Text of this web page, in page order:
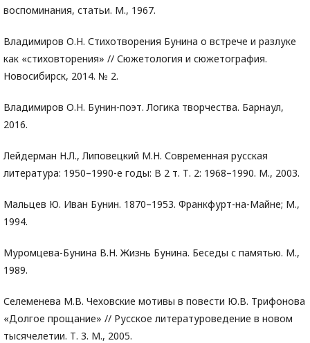
воспоминания, статьи. М., 1967.
Владимиров О.Н. Стихотворения Бунина о встрече и разлуке
как «стиховторения» // Сюжетология и сюжетография.
Новосибирск, 2014. № 2.
Владимиров О.Н. Бунин-поэт. Логика творчества. Барнаул,
2016.
Лейдерман Н.Л., Липовецкий М.Н. Современная русская
литература: 1950–1990-е годы: В 2 т. Т. 2: 1968–1990. М., 2003.
Мальцев Ю. Иван Бунин. 1870–1953. Франкфурт-на-Майне; М.,
1994.
Муромцева-Бунина В.Н. Жизнь Бунина. Беседы с памятью. М.,
1989.
Селеменева М.В. Чеховские мотивы в повести Ю.В. Трифонова
«Долгое прощание» // Русское литературоведение в новом
тысячелетии. Т. 3. М., 2005.